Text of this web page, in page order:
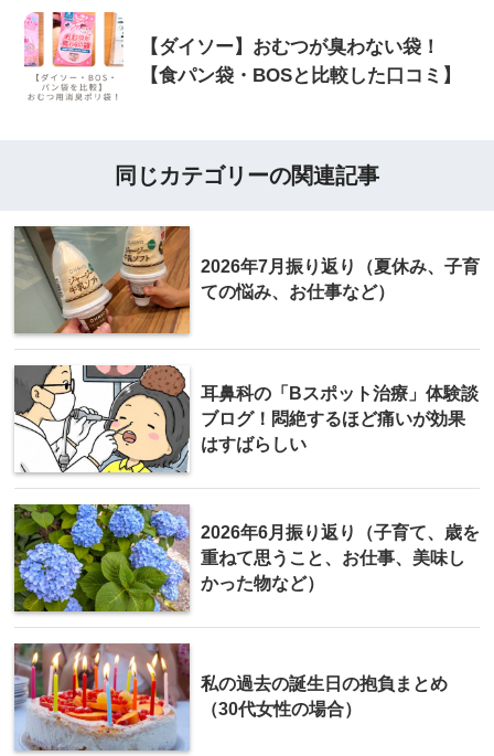
【ダイソー】おむつが臭わない袋！
【食パン袋・BOSと比較した口コミ】
同じカテゴリーの関連記事
2026年7月振り返り（夏休み、子育
ての悩み、お仕事など）
耳鼻科の「Bスポット治療」体験談
ブログ！悶絶するほど痛いが効果
はすばらしい
2026年6月振り返り（子育て、歳を
重ねて思うこと、お仕事、美味し
かった物など）
私の過去の誕生日の抱負まとめ
（30代女性の場合）